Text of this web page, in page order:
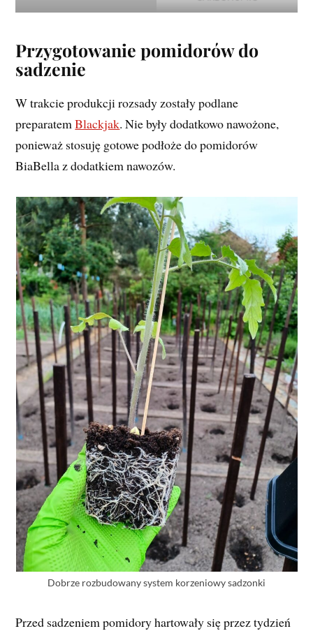
Przygotowanie pomidorów do
sadzenie
W trakcie produkcji rozsady zostały podlane
preparatemBlackjak. Nie były dodatkowo nawożone,
ponieważ stosuję gotowe podłoże do pomidorów
BiaBella z dodatkiem nawozów.
Dobrze rozbudowany system korzeniowy sadzonki
Przed sadzeniem pomidory hartowały się przez tydzień